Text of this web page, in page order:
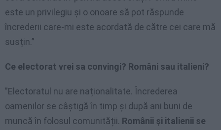
este un privilegiu și o onoare să pot răspunde
încrederii care-mi este acordată de către cei care mă
susțin.”
Ce electorat vrei sa convingi? Români sau italieni?
”Electoratul nu are naționalitate. Încrederea
oamenilor se câștigă în timp și după ani buni de
muncă în folosul comunității. Românii și italienii se